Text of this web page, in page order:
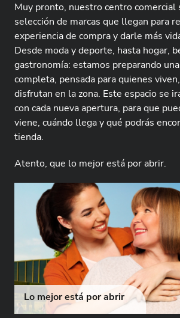
Muy pronto, nuestro centro comercial
selección de marcas que llegan para
experiencia de compra y darle más
Desde moda y deporte, hasta hogar,
gastronomía: estamos preparando
completa, pensada para quienes
disfrutan en la zona. Este espacio se
con cada nueva apertura, para que
viene, cuándo llega y qué podrás
tienda.
Atento, que lo mejor está por abrir.
Lo mejor está por abrir